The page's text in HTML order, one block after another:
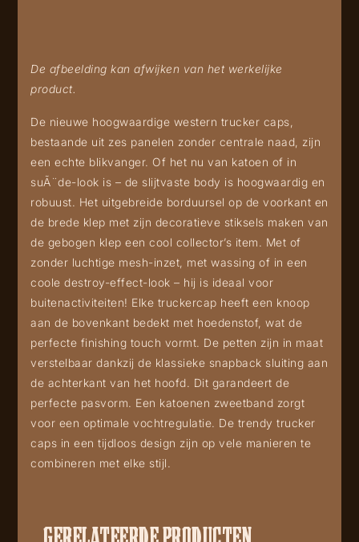
De afbeelding kan afwijken van het werkelijke
product.
De nieuwe hoogwaardige western trucker caps,
bestaande uit zes panelen zonder centrale naad, zijn
een echte blikvanger. Of het nu van katoen of in
suÃ¨de-look is – de slijtvaste body is hoogwaardig en
robuust. Het uitgebreide borduursel op de voorkant en
de brede klep met zijn decoratieve stiksels maken van
de gebogen klep een cool collector’s item. Met of
zonder luchtige mesh-inzet, met wassing of in een
coole destroy-effect-look – hij is ideaal voor
buitenactiviteiten! Elke truckercap heeft een knoop
aan de bovenkant bedekt met hoedenstof, wat de
perfecte finishing touch vormt. De petten zijn in maat
verstelbaar dankzij de klassieke snapback sluiting aan
de achterkant van het hoofd. Dit garandeert de
perfecte pasvorm. Een katoenen zweetband zorgt
voor een optimale vochtregulatie. De trendy trucker
caps in een tijdloos design zijn op vele manieren te
combineren met elke stijl.
GERELATEERDE PRODUCTEN